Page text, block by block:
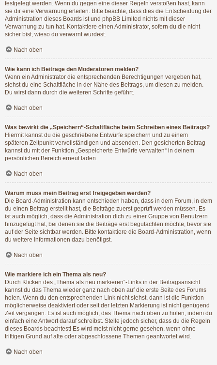
festgelegt werden. Wenn du gegen eine dieser Regeln verstoßen hast, kann
sie dir eine Verwarnung erteilen. Bitte beachte, dass dies die Entscheidung der
Administration dieses Boards ist und phpBB Limited nichts mit dieser
Verwarnung zu tun hat. Kontaktiere einen Administrator, sofern du die nicht
sicher bist, wieso du verwarnt wurdest.
Nach oben
Wie kann ich Beiträge den Moderatoren melden?
Wenn ein Administrator die entsprechenden Berechtigungen vergeben hat,
siehst du eine Schaltfläche in der Nähe des Beitrags, um diesen zu melden.
Du wirst dann durch die weiteren Schritte geführt.
Nach oben
Was bewirkt die „Speichern“-Schaltfläche beim Schreiben eines Beitrags?
Hiermit kannst du die geschriebene Entwürfe speichern und zu einem
späteren Zeitpunkt vervollständigen und absenden. Den gesicherten Beitrag
kannst du mit der Funktion „Gespeicherte Entwürfe verwalten“ in deinem
persönlichen Bereich erneut laden.
Nach oben
Warum muss mein Beitrag erst freigegeben werden?
Die Board-Administration kann entschieden haben, dass in dem Forum, in dem
du einen Beitrag erstellt hast, die Beiträge zuerst geprüft werden müssen. Es
ist auch möglich, dass die Administration dich zu einer Gruppe von Benutzern
hinzugefügt hat, bei denen sie die Beiträge erst begutachten möchte, bevor sie
auf der Seite sichtbar werden. Bitte kontaktiere die Board-Administration, wenn
du weitere Informationen dazu benötigst.
Nach oben
Wie markiere ich ein Thema als neu?
Durch Klicken des „Thema als neu markieren“-Links in der Beitragsansicht
kannst du das Thema wieder ganz nach oben auf die erste Seite des Forums
holen. Wenn du den entsprechenden Link nicht siehst, dann ist die Funktion
möglicherweise deaktiviert oder seit der letzten Markierung ist nicht genügend
Zeit vergangen. Es ist auch möglich, das Thema nach oben zu holen, indem du
einfach eine Antwort darauf schreibst. Stelle jedoch sicher, dass du die Regeln
dieses Boards beachtest! Es wird meist nicht gerne gesehen, wenn ohne
triftigen Grund auf alte oder abgeschlossene Themen geantwortet wird.
Nach oben